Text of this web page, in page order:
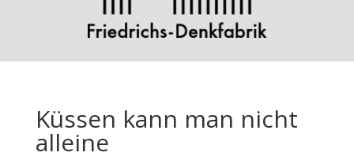
Küssen kann man nicht
alleine